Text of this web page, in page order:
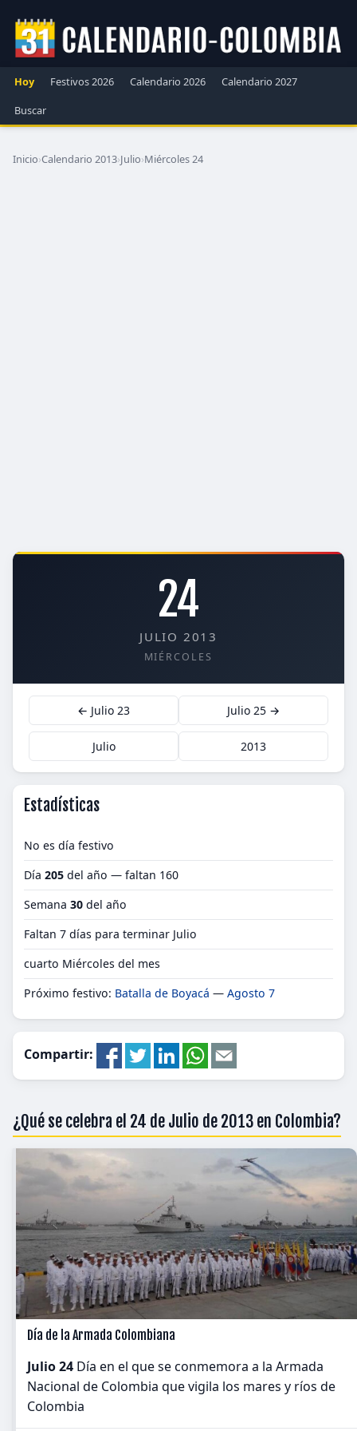
Hoy Festivos 2026 Calendario 2026
Calendario 2027
Buscar
Inicio›Calendario 2013›Julio›Miércoles 24
24
JULIO 2013
MIÉRCOLES
← Julio 23 Julio 25 →
Julio 2013
Estadísticas
No es día festivo
Día 205 del año — faltan 160
Semana 30 del año
Faltan 7 días para terminar Julio
cuarto Miércoles del mes
Próximo festivo: Batalla de Boyacá — Agosto 7
Compartir:
¿Qué se celebra el 24 de Julio de 2013 en Colombia?
Día de la Armada Colombiana
Julio 24 Día en el que se conmemora a la Armada
Nacional de Colombia que vigila los mares y ríos de
Colombia